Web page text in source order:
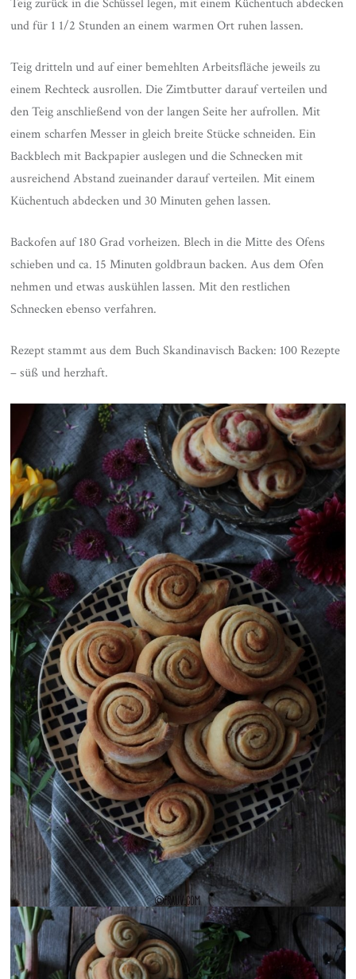
Teig zurück in die Schüssel legen, mit einem Küchentuch abdecken
und für 1 1/2 Stunden an einem warmen Ort ruhen lassen.
Teig dritteln und auf einer bemehlten Arbeitsfläche jeweils zu
einem Rechteck ausrollen. Die Zimtbutter darauf verteilen und
den Teig anschließend von der langen Seite her aufrollen. Mit
einem scharfen Messer in gleich breite Stücke schneiden. Ein
Backblech mit Backpapier auslegen und die Schnecken mit
ausreichend Abstand zueinander darauf verteilen. Mit einem
Küchentuch abdecken und 30 Minuten gehen lassen.
Backofen auf 180 Grad vorheizen. Blech in die Mitte des Ofens
schieben und ca. 15 Minuten goldbraun backen. Aus dem Ofen
nehmen und etwas auskühlen lassen. Mit den restlichen
Schnecken ebenso verfahren.
Rezept stammt aus dem Buch Skandinavisch Backen: 100 Rezepte
– süß und herzhaft.